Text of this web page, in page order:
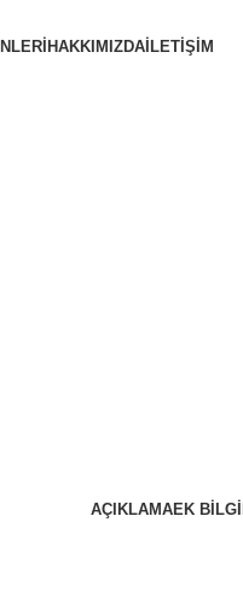
HAKKIMIZDA İLETİŞİM
AÇIKLAMAEK BILGI